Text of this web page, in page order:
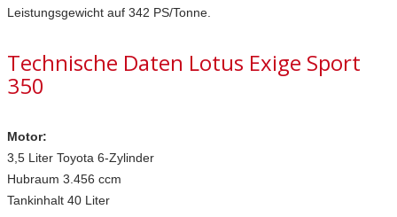
Leistungsgewicht auf 342 PS/Tonne.
Technische Daten Lotus Exige Sport
350
Motor:
3,5 Liter Toyota 6-Zylinder
Hubraum 3.456 ccm
Tankinhalt 40 Liter